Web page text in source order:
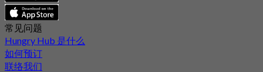
常见问题
Hungry Hub 是什么
如何预订
联络我们